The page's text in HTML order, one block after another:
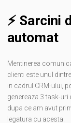
⚡️ Sarcini
automat
Mentinerea
clienti este unul
in cadrul CRM-ului,
genereaza 3 task-
dupa ce am avut
legatura cu acesta.